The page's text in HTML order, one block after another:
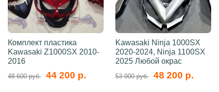
Комплект пластика
Kawasaki Z1000SX 2010-
2016
48 600 руб. 44 200 р.
Kawasaki Ninja 1000SX
2020-2024, Ninja 1100SX
2025 Любой окрас
53 000 руб. 48 200 р.